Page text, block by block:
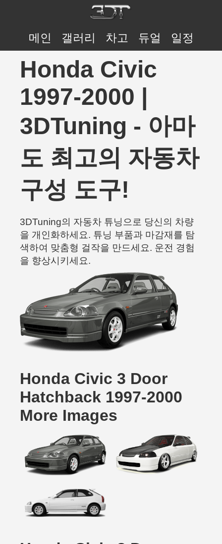
메인 갤러리 차고 듀얼 일정
Honda Civic
1997-2000 |
3DTuning - 아마
도 최고의 자동차
구성 도구!
3DTuning의 자동차 튜닝으로 당신의 차량
을 개인화하세요. 튜닝 부품과 마감재를 탐
색하여 맞춤형 걸작을 만드세요. 운전 경험
을 향상시키세요.
Honda Civic 3 Door
Hatchback 1997-2000
More Images